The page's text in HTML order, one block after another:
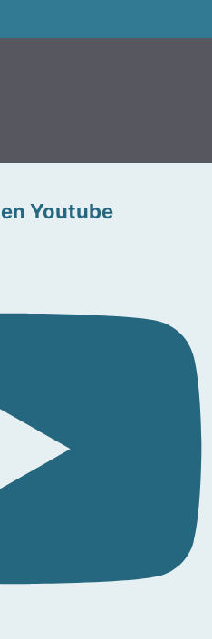
Youtube